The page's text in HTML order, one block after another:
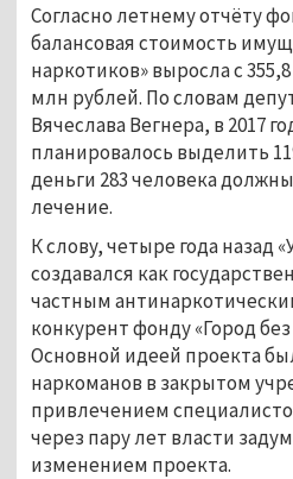
Согласно летнему отчёту
балансовая стоимость
наркотиков» выросла с
млн рублей. По словам
Вячеслава Вегнера, в 2017
планировалось выделить
деньги 283 человека
лечение.
К слову, четыре года назад
создавался как
частным
конкурент фонду «Город
Основной идеей проекта
наркоманов в закрытом
привлечением
через пару лет власти
изменением проекта.